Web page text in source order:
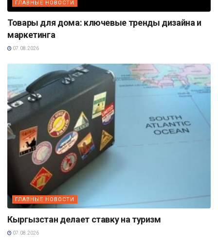
ГЛАВНЫЕ НОВОСТИ
Товары для дома: ключевые тренды дизайна и
маркетинга
07.08.2026
ГЛАВНЫЕ НОВОСТИ
Кыргызстан делает ставку на туризм
07.08.2026